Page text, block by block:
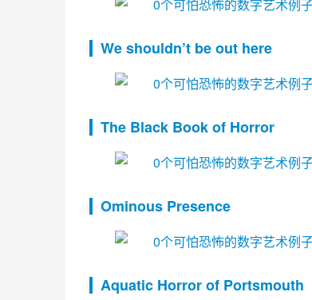
We shouldn’t be out here
The Black Book of Horror
Ominous Presence
Aquatic Horror of Portsmouth